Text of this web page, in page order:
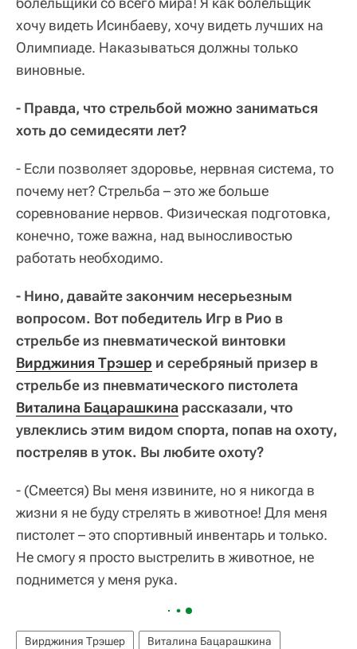
хочу видеть Исинбаеву, хочу видеть лучших на
Олимпиаде. Наказываться должны только
виновные.
- Правда, что стрельбой можно заниматься
хоть до семидесяти лет?
- Если позволяет здоровье, нервная система, то
почему нет? Стрельба – это же больше
соревнование нервов. Физическая подготовка,
конечно, тоже важна, над выносливостью
работать необходимо.
- Нино, давайте закончим несерьезным
вопросом. Вот победитель Игр в Рио в
стрельбе из пневматической винтовки
Вирджиния Трэшер и серебряный призер в
стрельбе из пневматического пистолета
Виталина Бацарашкина рассказали, что
увлеклись этим видом спорта, попав на охоту,
постреляв в уток. Вы любите охоту?
- (Смеется) Вы меня извините, но я никогда в
жизни я не буду стрелять в животное! Для меня
пистолет – это спортивный инвентарь и только.
Не смогу я просто выстрелить в животное, не
поднимется у меня рука.
Вирджиния Трэшер
Виталина Бацарашкина